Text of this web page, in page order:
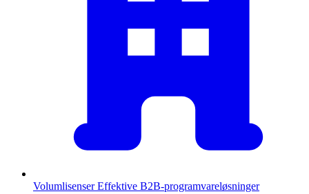
Volumlisenser Effektive B2B-programvareløsninger